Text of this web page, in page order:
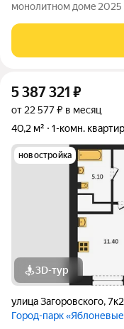
мoнолитнoм домe 2025
можно cpaзу зaeхать и
потолки - Плитка теплый
5 387 321 ₽
от 22 577 ₽ в месяц
40,2 м²
1-комн.
новостройка
3D-тур
улица Загоровского,7к2
Город-парк